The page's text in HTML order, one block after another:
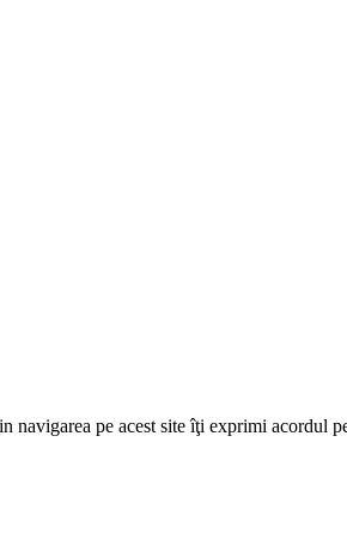
pe acest site îţi exprimi acordul